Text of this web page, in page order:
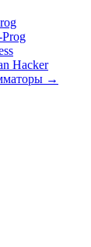
Hacker
→